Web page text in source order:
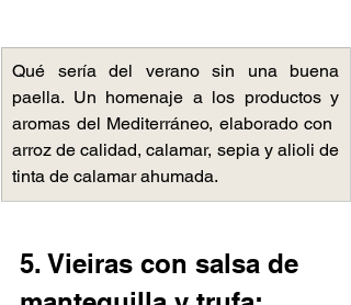
Qué sería del verano sin una buena
paella. ​U​n homenaje a ​los productos ​y
aromas del ​Mediterráneo, elaborado con ​
arroz de calidad, calamar, sepia y alioli de
tinta de calamar ahumada.
5. Vieiras con salsa de